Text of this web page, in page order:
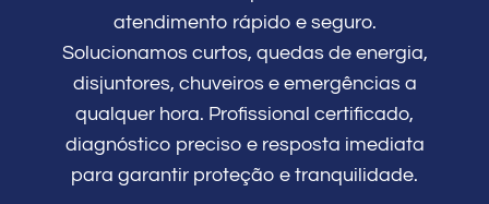
atendimento rápido e seguro.
Solucionamos curtos, quedas de energia,
disjuntores, chuveiros e emergências a
qualquer hora. Profissional certificado,
diagnóstico preciso e resposta imediata
para garantir proteção e tranquilidade.